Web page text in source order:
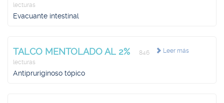
lecturas
Evacuante intestinal
Leer más
TALCO MENTOLADO AL 2%
846
lecturas
Antipruriginoso tópico